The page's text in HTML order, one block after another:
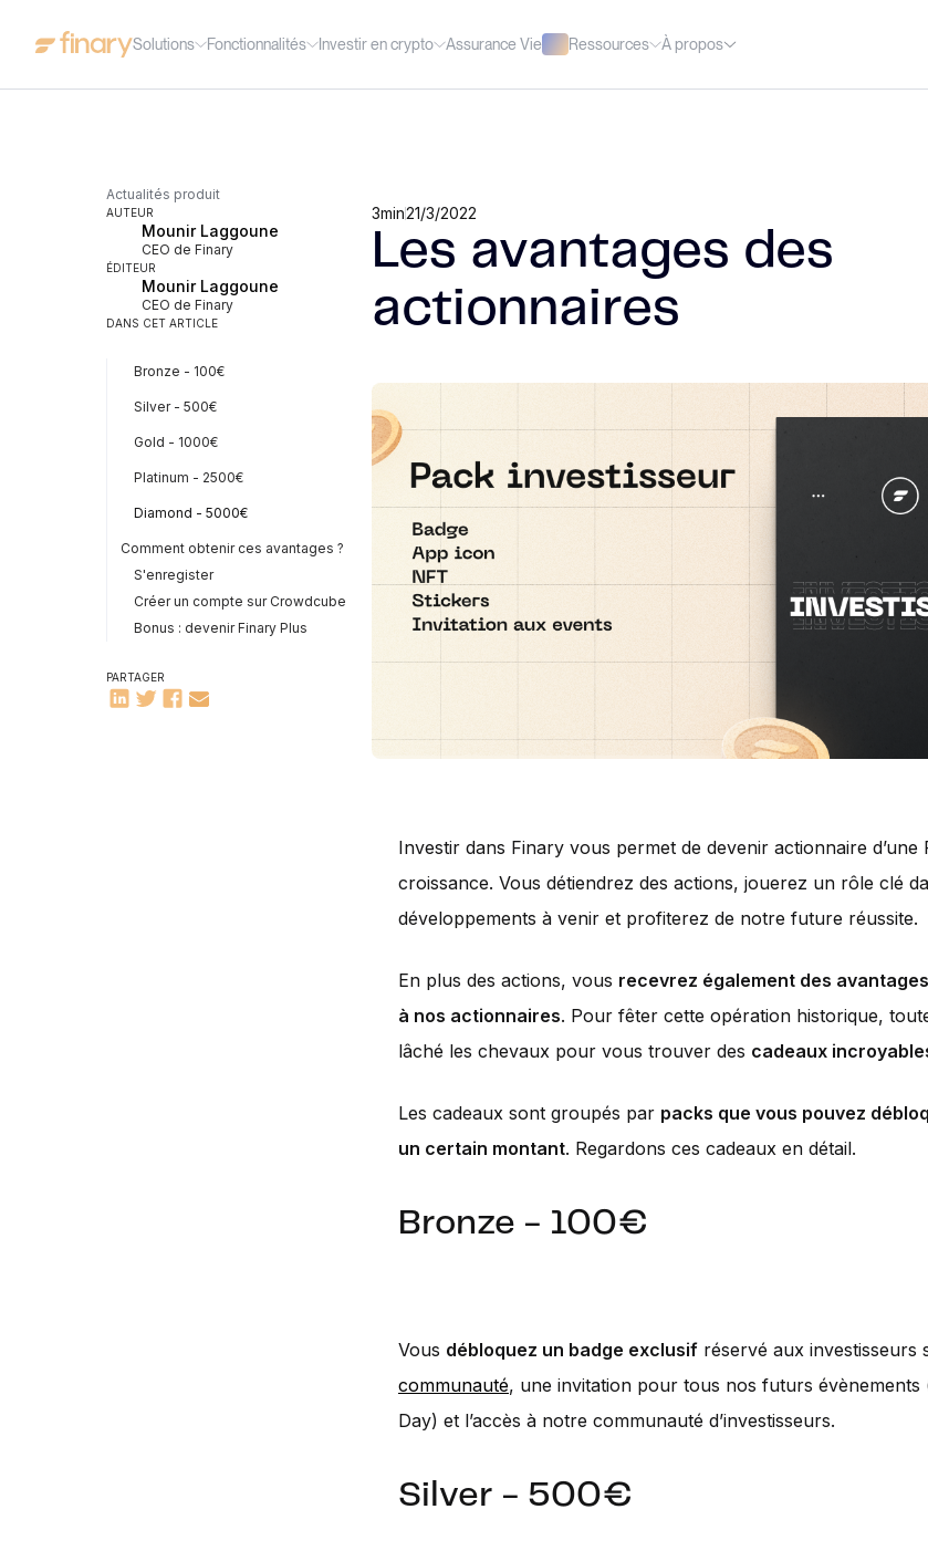
Solutions Fonctionnalités Investir en crypto Assurance Vie Ressources À propos
Actualités produit
AUTEUR
Mounir Laggoune
CEO de Finary
ÉDITEUR
Mounir Laggoune
CEO de Finary
DANS CET ARTICLE
Bronze - 100€
Silver - 500€
Gold - 1000€
Platinum - 2500€
Diamond - 5000€
Comment obtenir ces avantages ?
S'enregister
Créer un compte sur Crowdcube
Bonus : devenir Finary Plus
PARTAGER
3min21/3/2022
Les avantages des
actionnaires
Investir dans Finary vous permet de devenir actionnaire d’une
croissance. Vous détiendrez des actions, jouerez un rôle clé
développements à venir et profiterez de notre future réussite.
En plus des actions, vous recevrez également des
à nos actionnaires. Pour fêter cette opération historique,
lâché les chevaux pour vous trouver des cadeaux
Les cadeaux sont groupés par packs que vous pouvez
un certain montant. Regardons ces cadeaux en détail.
Bronze - 100€
Vous débloquez un badge exclusif réservé aux investisseurs
communauté, une invitation pour tous nos futurs
Day) et l’accès à notre communauté d’investisseurs.
Silver - 500€